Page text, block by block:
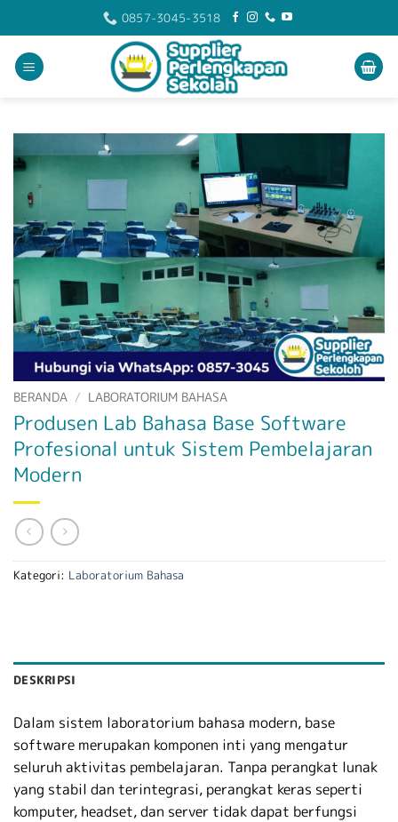
to
content
0857-3045-3518
BERANDA / LABORATORIUM BAHASA
Produsen Lab Bahasa Base Software
Profesional untuk Sistem Pembelajaran
Modern
Kategori: Laboratorium Bahasa
DESKRIPSI
Dalam sistem laboratorium bahasa modern, base
software merupakan komponen inti yang mengatur
seluruh aktivitas pembelajaran. Tanpa perangkat lunak
yang stabil dan terintegrasi, perangkat keras seperti
komputer, headset, dan server tidak dapat berfungsi